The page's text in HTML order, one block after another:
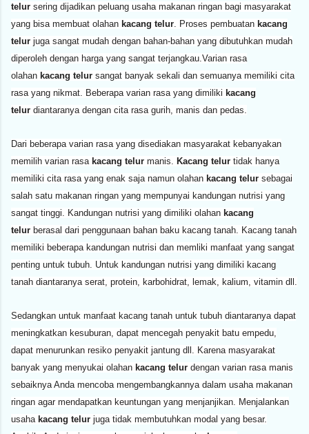
telur sering dijadikan peluang usaha makanan ringan bagi masyarakat
yang bisa membuat olahan kacang telur . Proses pembuatan kacang
telur juga sangat mudah dengan bahan-bahan yang dibutuhkan mudah
diperoleh dengan harga yang sangat terjangkau.Varian rasa
olahan kacang telur sangat banyak sekali dan semuanya memiliki cita
rasa yang nikmat. Beberapa varian rasa yang dimiliki kacang
telur diantaranya dengan cita rasa gurih, manis dan pedas.
Dari beberapa varian rasa yang disediakan masyarakat kebanyakan
memilih varian rasa kacang telur manis. Kacang telur tidak hanya
memiliki cita rasa yang enak saja namun olahan kacang telur sebagai
salah satu makanan ringan yang mempunyai kandungan nutrisi yang
sangat tinggi. Kandungan nutrisi yang dimiliki olahan kacang
telur berasal dari penggunaan bahan baku kacang tanah. Kacang tanah
memiliki beberapa kandungan nutrisi dan memliki manfaat yang sangat
penting untuk tubuh. Untuk kandungan nutrisi yang dimiliki kacang
tanah diantaranya serat, protein, karbohidrat, lemak, kalium, vitamin dll.
Sedangkan untuk manfaat kacang tanah untuk tubuh diantaranya dapat
meningkatkan kesuburan, dapat mencegah penyakit batu empedu,
dapat menurunkan resiko penyakit jantung dll. Karena masyarakat
banyak yang menyukai olahan kacang telur dengan varian rasa manis
sebaiknya Anda mencoba mengembangkannya dalam usaha makanan
ringan agar mendapatkan keuntungan yang menjanjikan. Menjalankan
usaha kacang telur juga tidak membutuhkan modal yang besar.